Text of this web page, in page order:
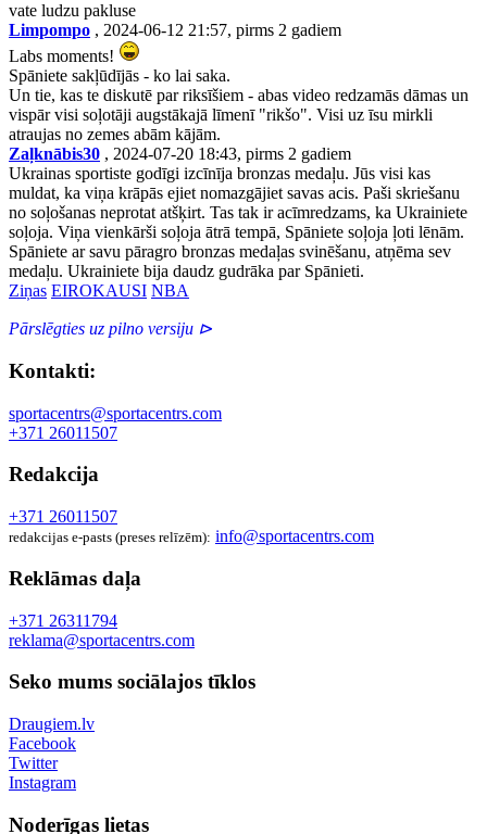
vate ludzu pakluse
Limpompo , 2024-06-12 21:57, pirms 2 gadiem
Labs moments!
Spāniete sakļūdījās - ko lai saka.
Un tie, kas te diskutē par riksīšiem - abas video redzamās dāmas un
vispār visi soļotāji augstākajā līmenī "rikšo". Visi uz īsu mirkli
atraujas no zemes abām kājām.
Zaļknābis30 , 2024-07-20 18:43, pirms 2 gadiem
Ukrainas sportiste godīgi izcīnīja bronzas medaļu. Jūs visi kas
muldat, ka viņa krāpās ejiet nomazgājiet savas acis. Paši skriešanu
no soļošanas neprotat atšķirt. Tas tak ir acīmredzams, ka Ukrainiete
soļoja. Viņa vienkārši soļoja ātrā tempā, Spāniete soļoja ļoti lēnām.
Spāniete ar savu pāragro bronzas medaļas svinēšanu, atņēma sev
medaļu. Ukrainiete bija daudz gudrāka par Spānieti.
Ziņas EIROKAUSI NBA
Pārslēgties uz pilno versiju ⊳
Kontakti:
sportacentrs@sportacentrs.com
+371 26011507
Redakcija
+371 26011507
redakcijas e-pasts (preses relīzēm): info@sportacentrs.com
Reklāmas daļa
+371 26311794
reklama@sportacentrs.com
Seko mums sociālajos tīklos
Draugiem.lv
Facebook
Twitter
Instagram
Noderīgas lietas